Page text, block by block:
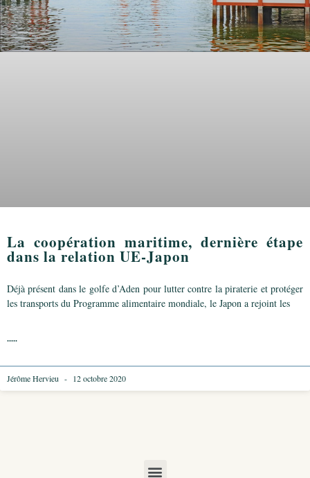
La coopération maritime, dernière étape
dans la relation UE-Japon
Déjà présent dans le golfe d’Aden pour lutter contre la piraterie et protéger
les transports du Programme alimentaire mondiale, le Japon a rejoint les
.....
Jérôme Hervieu 12 octobre 2020